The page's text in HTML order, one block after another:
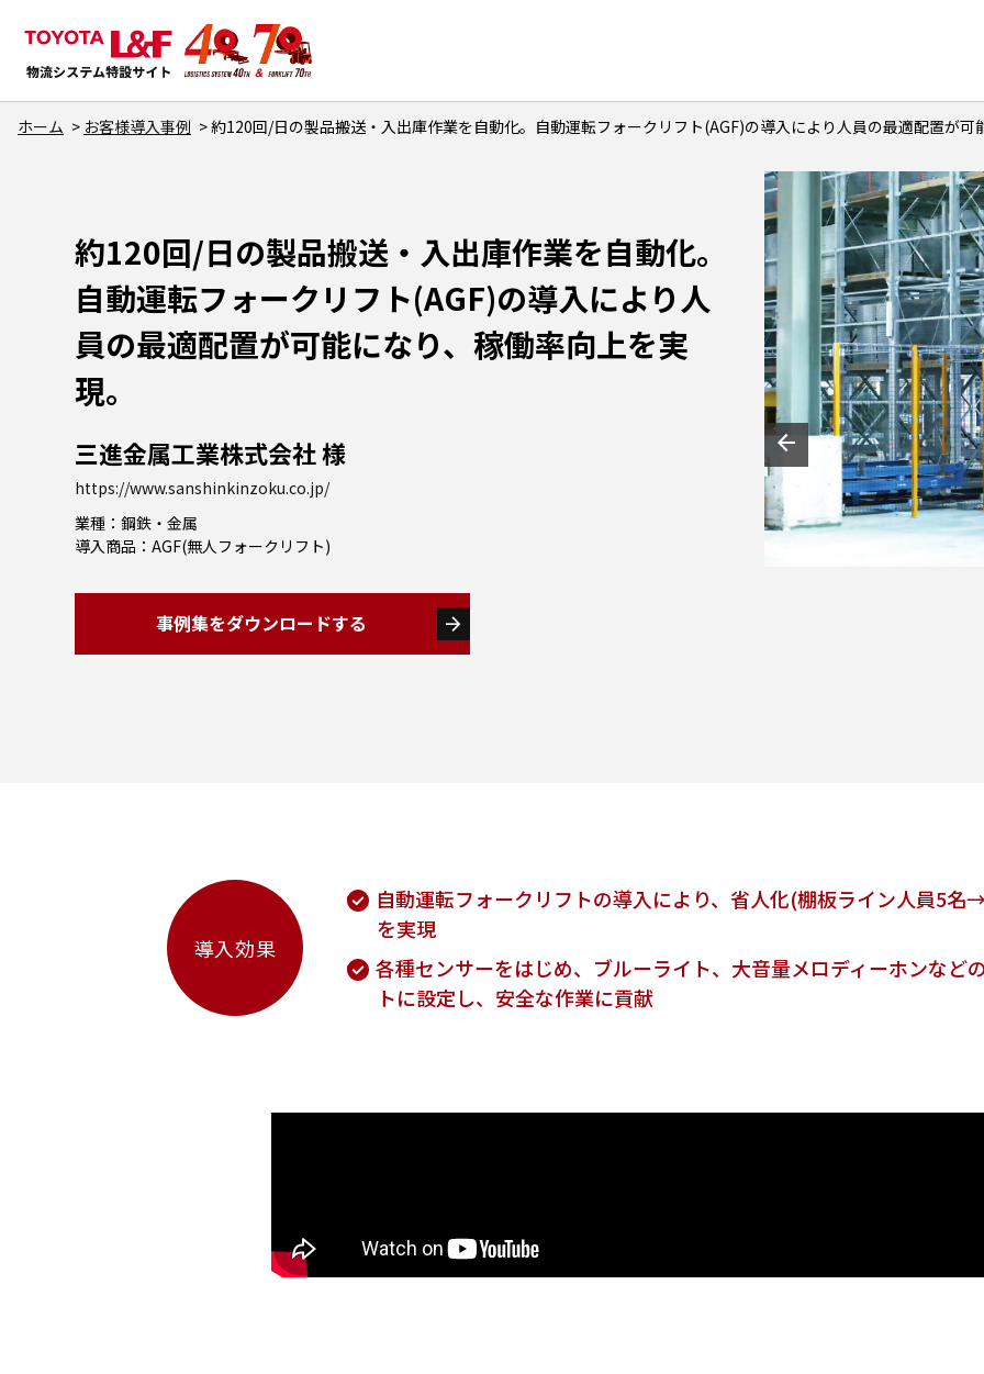
ホーム お客様導入事例 約120回/日の製品搬送・入出庫作業を自動化。自動運転フォークリフト(AGF)の導入により人員の最適配置が可
約120回/日の製品搬送・入出庫作業を自動化。
自動運転フォークリフト(AGF)の導入により人
員の最適配置が可能になり、稼働率向上を実
現。
三進金属工業株式会社 様
https://www.sanshinkinzoku.co.jp/
業種：鋼鉄・金属
導入商品：AGF(無人フォークリフト)
事例集をダウンロードする arrow_forward
arrow_back
導入効果
自動運転フォークリフトの導入により、省人化(棚板ライン人員5
を実現
各種センサーをはじめ、ブルーライト、大音量メロディーホンなど
トに設定し、安全な作業に貢献